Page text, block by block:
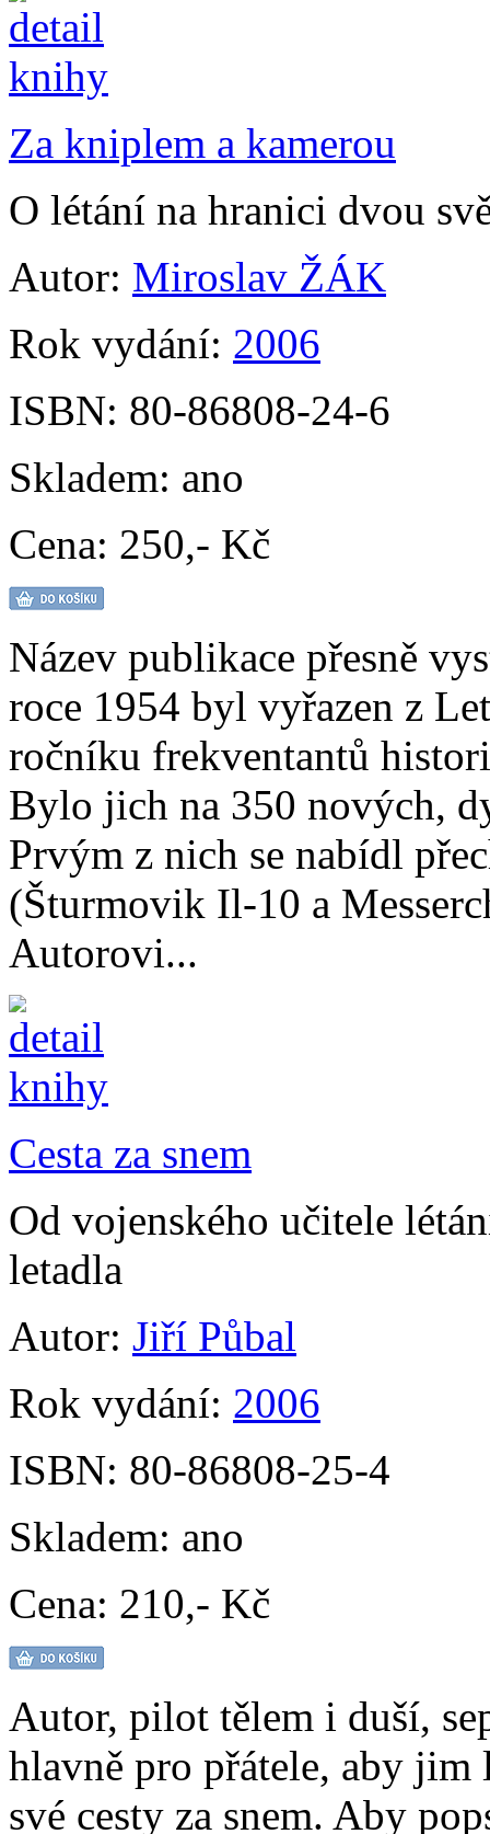
Za kniplem a kamerou
O létání na hranici dvou
Autor: Miroslav ŽÁK
Rok vydání: 2006
ISBN: 80-86808-24-6
Skladem: ano
Cena: 250,- Kč
Název publikace přesně
roce 1954 byl vyřazen z
ročníku frekventantů
Bylo jich na 350 nových,
Prvým z nich se nabídl
(Šturmovik Il-10 a
Autorovi...
Cesta za snem
Od vojenského učitele
letadla
Autor: Jiří Půbal
Rok vydání: 2006
ISBN: 80-86808-25-4
Skladem: ano
Cena: 210,- Kč
Autor, pilot tělem i duší,
hlavně pro přátele, aby
své cesty za snem. Aby